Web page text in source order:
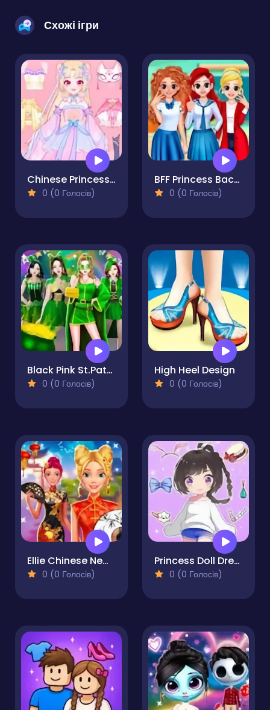
Схожі ігри
Chinese Princess Dress Up Tale
0 (0 Голосів)
BFF Princess Back to School
0 (0 Голосів)
Black Pink St.Patricks day Concert
0 (0 Голосів)
High Heel Design
0 (0 Голосів)
Ellie Chinese New Year Celebration
0 (0 Голосів)
Princess Doll Dress Up Beauty
0 (0 Голосів)